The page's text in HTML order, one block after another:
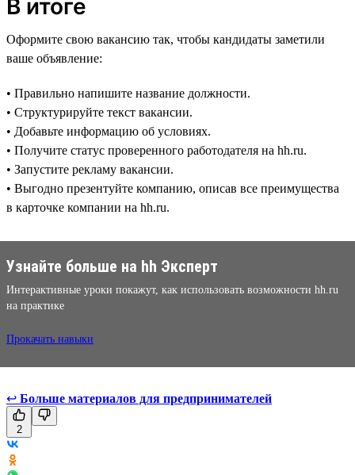
В итоге
Оформите свою вакансию так, чтобы кандидаты заметили
ваше объявление:
• Правильно напишите название должности.
• Структурируйте текст вакансии.
• Добавьте информацию об условиях.
• Получите статус проверенного работодателя на hh.ru.
• Запустите рекламу вакансии.
• Выгодно презентуйте компанию, описав все преимущества
в карточке компании на hh.ru.
Узнайте больше на hh Эксперт
Интерактивные уроки покажут, как использовать возможности hh.ru
на практике
Прокачать навыки
↩ Больше материалов для предпринимателей
2